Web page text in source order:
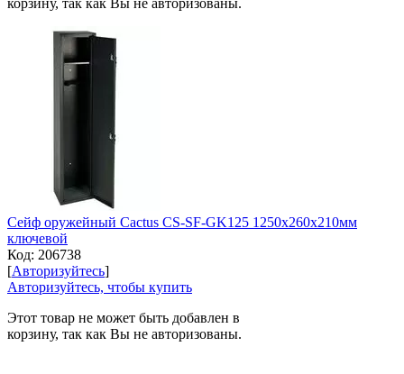
Сейф оружейный Cactus CS-SF-GK125 1250x260x210мм
ключевой
Код: 206738
[Авторизуйтесь]
Авторизуйтесь, чтобы купить
Этот товар не может быть добавлен в
корзину, так как Вы не авторизованы.